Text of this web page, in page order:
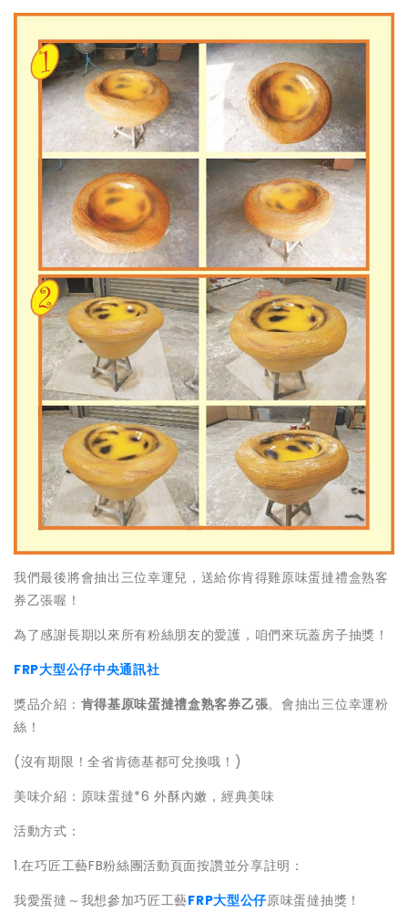
我們最後將會抽出三位幸運兒，送給你肯得雞原味蛋撻禮盒熟客
券乙張喔！
為了感謝長期以來所有粉絲朋友的愛護，咱們來玩蓋房子抽獎！
FRP大型公仔中央通訊社
獎品介紹： 肯得基原味蛋撻禮盒熟客券乙張。會抽出三位幸運粉
絲！
(沒有期限！全省肯德基都可兌換哦！)
美味介紹：原味蛋撻*6 外酥內嫩，經典美味
活動方式：
1.在巧匠工藝FB粉絲團活動頁面按讚並分享註明：
我愛蛋撻～我想參加巧匠工藝FRP大型公仔原味蛋撻抽獎！